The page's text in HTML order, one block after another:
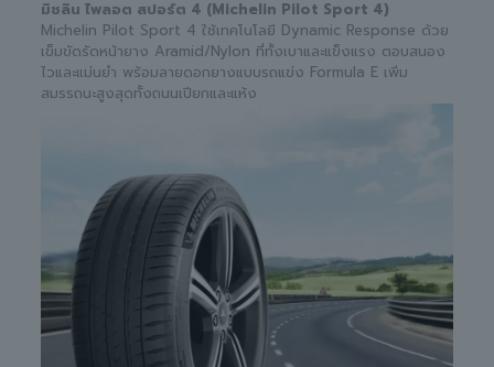
มิชลิน ไพลอต สปอร์ต 4 (Michelin Pilot Sport 4)
Michelin Pilot Sport 4 ใช้เทคโนโลยี Dynamic Response ด้วย
เข็มขัดรัดหน้ายาง Aramid/Nylon ที่ทั้งเบาและแข็งแรง ตอบสนอง
ไวและแม่นยำ พร้อมลายดอกยางแบบรถแข่ง Formula E เพิ่ม
สมรรถนะสูงสุดทั้งถนนเปียกและแห้ง